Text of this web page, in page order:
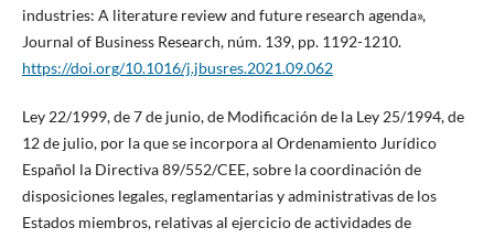
industries: A literature review and future research agenda»,
Journal of Business Research, núm. 139, pp. 1192-1210.
https://doi.org/10.1016/j.jbusres.2021.09.062
Ley 22/1999, de 7 de junio, de Modificación de la Ley 25/1994, de
12 de julio, por la que se incorpora al Ordenamiento Jurídico
Español la Directiva 89/552/CEE, sobre la coordinación de
disposiciones legales, reglamentarias y administrativas de los
Estados miembros, relativas al ejercicio de actividades de